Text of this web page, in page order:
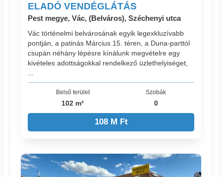
ELADÓ VENDÉGLÁTÁS
Pest megye, Vác, (Belváros), Széchenyi utca
Vác történelmi belvárosának egyik legexkluzívabb
pontján, a patinás Március 15. téren, a Duna-parttól
csupán néhány lépésre kínálunk megvételre egy
kivételes adottságokkal rendelkező üzlethelyiséget,
Belső terület
102 m²
Szobák
0
108 M Ft